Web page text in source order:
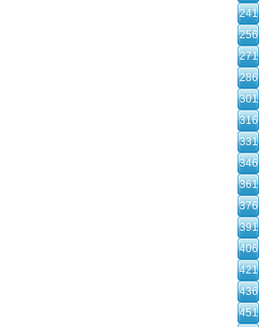
241
256
271
286
301
316
331
346
361
376
391
406
421
436
451